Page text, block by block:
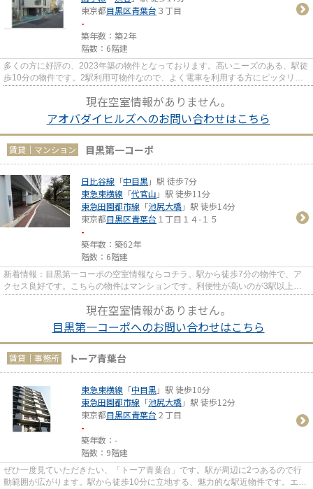
東京都目黒区青葉台 ３丁目
-
築年数：築2年
階数：6階建
多くの方に好評の、2023年築の物件となっております。高いニーズのある、駅徒
歩10分の物件です。2駅利用可物件なので、よく電車を利用する方にピッタリで
現在空室情報がありません。
アオバダイヒルズへのお問い合わせはこちら
賃貸｜マンション 目黒第一コーポ
日比谷線 「中目黒」駅 徒歩7分
東急東横線 「代官山 」駅 徒歩11分
東急田園都市線 「池尻大橋」駅 徒歩14分
東京都目黒区青葉台 １丁目１４-１５
-
築年数：築62年
階数：6階建
新着情報：目黒第一コーポの空室情報ならコチラ。駅から徒歩7分の物件で、ア
クセス良好です。こちらの物件はマンションです。利便性が高いのが3駅以上利
現在空室情報がありません。
目黒第一コーポへのお問い合わせはこちら
賃貸｜事務所 トーア青葉台
東急東横線 「中目黒」駅 徒歩10分
東急田園都市線 「池尻大橋」駅 徒歩12分
東京都目黒区青葉台 ２丁目
-
築年数：-
階数：9階建
ぜひ一度見ていただきたい、「トーア青葉台」です。駅が周辺に2つあるので行
動範囲が広がります。駅から徒歩10分に立地する、魅力的な駅近物件です。エレ